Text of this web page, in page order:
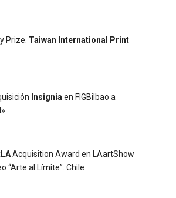
Prize. Taiwan International Print
Insignia en FIGBilbao a
Acquisition Award en LAartShow
“Arte al Límite”. Chile